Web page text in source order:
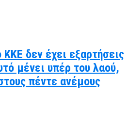
δεν έχει εξαρτήσεις
μένει υπέρ του λαού,
πέντε ανέμους